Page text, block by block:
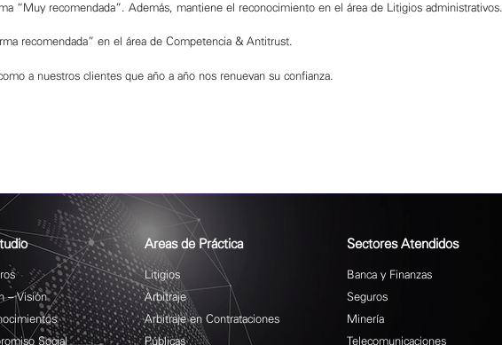
“Muy recomendada”. Además, mantiene el reconocimiento en el área de Litigios administrativos.
recomendada” en el área de Competencia & Antitrust.
a nuestros clientes que año a año nos renuevan su confianza.
– Visión
Social
Areas de Práctica
Litigios
Arbitraje
Arbitraje en Contrataciones
Públicas
Sectores Atendidos
Banca y Finanzas
Seguros
Minería
Telecomunicaciones